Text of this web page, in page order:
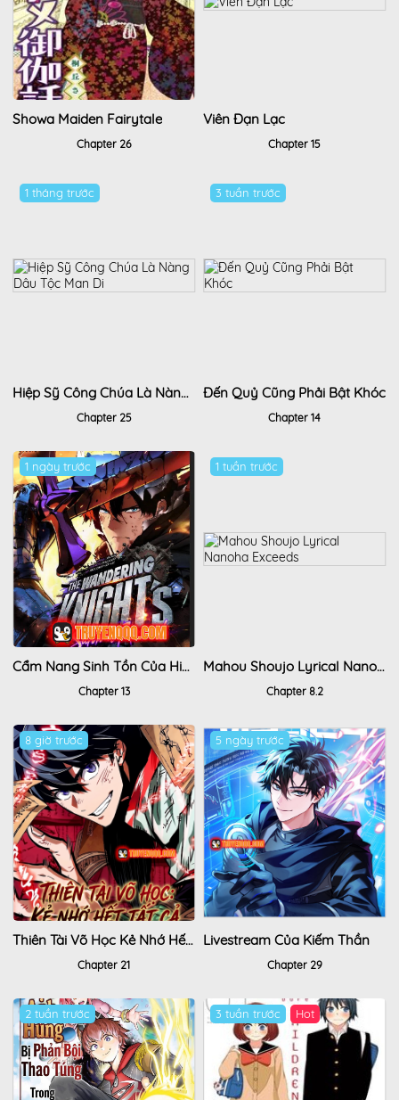
Showa Maiden Fairytale
Chapter 26
Viên Đạn Lạc
Chapter 15
1 tháng trước
Hiệp Sỹ Công Chúa Là Nàng Dâu Tộc Man Di
Chapter 25
3 tuần trước
Đến Quỷ Cũng Phải Bật Khóc
Chapter 14
1 ngày trước
Cẩm Nang Sinh Tồn Của Hiệp Sĩ Lang Thang
Chapter 13
1 tuần trước
Mahou Shoujo Lyrical Nanoha Exceeds
Chapter 8.2
8 giờ trước
Thiên Tài Võ Học Kẻ Nhớ Hết Tất Cả
Chapter 21
5 ngày trước
Livestream Của Kiếm Thần
Chapter 29
2 tuần trước 3 tuần trước Hot